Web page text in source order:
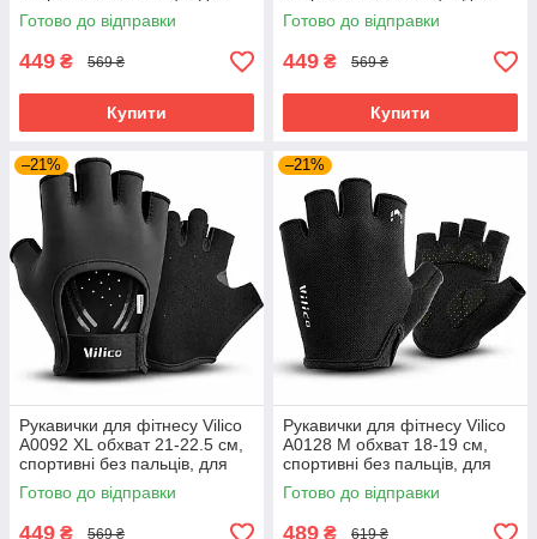
тренажерного залу та
силових тренувань, чорні
Готово до відправки
449 ₴ 569 ₴
Купити
тренажерного залу та
силових тренувань, чорні
Готово до відправки
449 ₴ 569 ₴
Купити
–21%
Рукавички для фітнесу Vilico
A0092 XL обхват 21-22.5 см,
спортивні без пальців, для
тренажерного залу та
силових тренувань, чорні
Готово до відправки
449 ₴ 569 ₴
–21%
Рукавички для фітнесу Vilico
А0128 M обхват 18-19 см,
спортивні без пальців, для
тренажерного залу та
силових тренувань, чорні
Готово до відправки
489 ₴ 619 ₴